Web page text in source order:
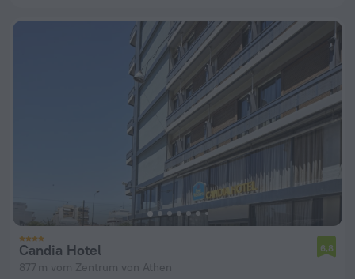
Candia Hotel
877 m vom Zentrum von Athen
6,8